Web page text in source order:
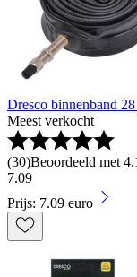
Dresco binnenband
Meest verkocht
(30)Beoordeeld met
7.09
Prijs: 7.09 euro